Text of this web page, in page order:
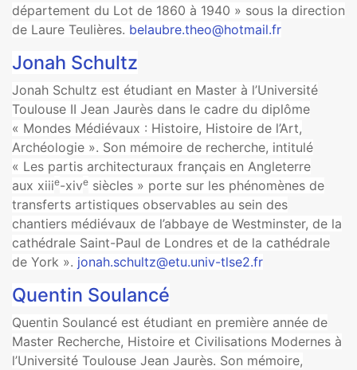
département du Lot de 1860 à 1940 » sous la direction
de Laure Teulières. belaubre.theo@hotmail.fr
Jonah Schultz
Jonah Schultz est étudiant en Master à l’Université
Toulouse II Jean Jaurès dans le cadre du diplôme
« Mondes Médiévaux : Histoire, Histoire de l’Art,
Archéologie ». Son mémoire de recherche, intitulé
« Les partis architecturaux français en Angleterre
aux xiiie-xive siècles » porte sur les phénomènes de
transferts artistiques observables au sein des
chantiers médiévaux de l’abbaye de Westminster, de la
cathédrale Saint-Paul de Londres et de la cathédrale
de York ». jonah.schultz@etu.univ-tlse2.fr
Quentin Soulancé
Quentin Soulancé est étudiant en première année de
Master Recherche, Histoire et Civilisations Modernes à
l’Université Toulouse Jean Jaurès. Son mémoire,